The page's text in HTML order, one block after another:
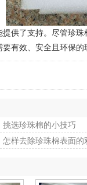
了支持。尽管珍珠
有效、安全且环保的
挑选珍珠棉的小技巧
怎样去除珍珠棉表面的